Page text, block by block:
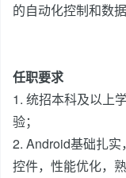
的自动化控制和数
任职要求
1. 统招本科及以上
验；
2. Android基础扎
控件，性能优化，